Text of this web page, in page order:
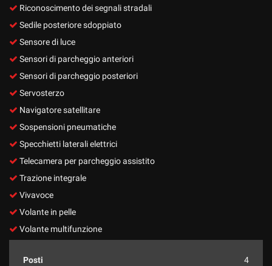
Riconoscimento dei segnali stradali
Sedile posteriore sdoppiato
Sensore di luce
Sensori di parcheggio anteriori
Sensori di parcheggio posteriori
Servosterzo
Navigatore satellitare
Sospensioni pneumatiche
Specchietti laterali elettrici
Telecamera per parcheggio assistito
Trazione integrale
Vivavoce
Volante in pelle
Volante multifunzione
Posti 4